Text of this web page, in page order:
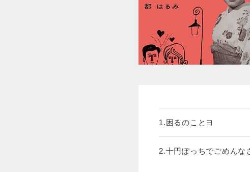
1.困るのことヨ
2.十円ぽっちでごめんな